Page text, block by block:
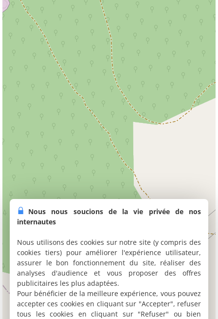
Nous nous soucions de la vie privée de nos
internautes
Nous utilisons des cookies sur notre site (y compris des
cookies tiers) pour améliorer l'expérience utilisateur,
assurer le bon fonctionnement du site, réaliser des
analyses d'audience et vous proposer des offres
publicitaires les plus adaptées.
Pour bénéficier de la meilleure expérience, vous pouvez
accepter ces cookies en cliquant sur "Accepter", refuser
tous les cookies en cliquant sur "Refuser" ou bien